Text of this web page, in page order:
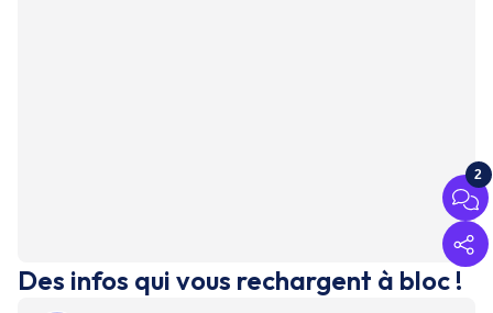
2
Des infos qui vous rechargent à bloc !